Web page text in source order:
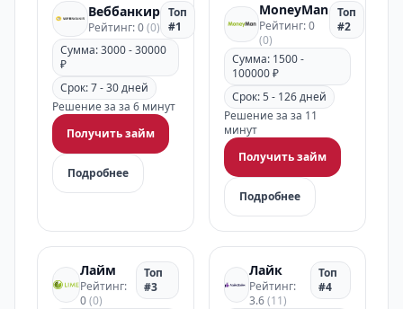
Веббанкир
Рейтинг: 0(0)
Топ
#1
Сумма: 3000 - 30000
₽
Срок: 7 - 30 дней
Решение за за 6 минут
Получить займ
Подробнее
MoneyMan
Рейтинг: 0
(0)
Топ
#2
Сумма: 1500 -
100000 ₽
Срок: 5 - 126 дней
Решение за за 11
минут
Получить займ
Подробнее
Лайм
Рейтинг:
0(0)
Топ
#3
Лайк
Рейтинг:
3.6(11)
Топ
#4